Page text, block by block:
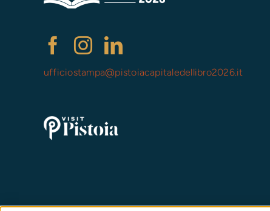
ufficiostampa@pistoiacapitaledellibro2026.it